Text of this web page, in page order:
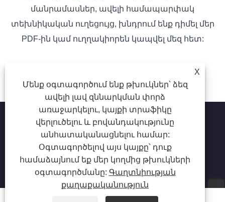
մանրամասներ, ավելի համապարփակ
տեխնիկական ուղեցույց, խնդրում ենք դիմել մեր
PDF-ին կամ ուղղակիորեն կապվել մեզ հետ:
X
Մենք օգտագործում ենք թխուկներ՝ ձեզ
ավելի լավ զննարկման փորձ
առաջարկելու, կայքի տրաֆիկը
վերլուծելու և բովանդակությունը
անհատականացնելու համար:
Օգտագործելով այս կայքը՝ դուք
համաձայնում եք մեր կողմից թխուկների
օգտագործմանը: Գաղտնիության
քաղաքականություն
Հեղինակային իրավունք © 2025 Shenzhen Ruina
Optoelectronic Co., Ltd - Եղունգների լամպ, եղունգների
փորվածք, եղունգների փոշու կոլեկցիոներ. Բոլոր
իրավունքները պաշտպանված են: